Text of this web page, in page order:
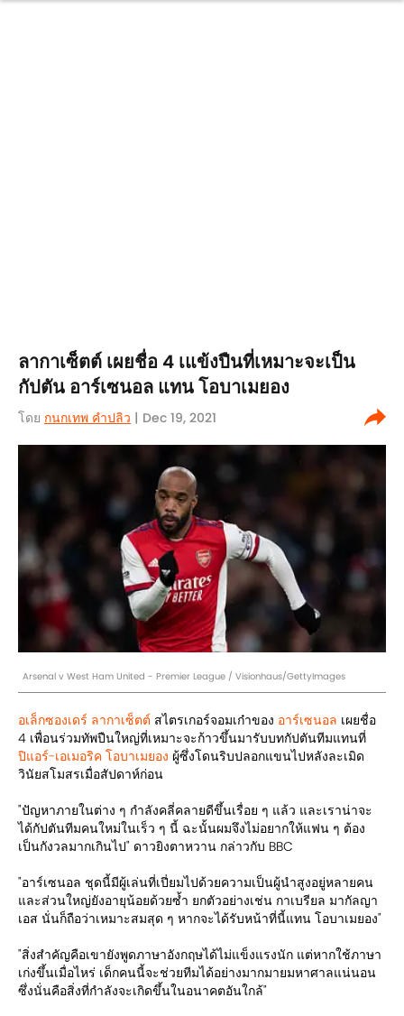
ลากาเซ็ตต์ เผยชื่อ 4 เแข้งปืนที่เหมาะจะเป็น
กัปตัน อาร์เซนอล แทน โอบาเมยอง
โดย กนกเทพ คำปลิว | Dec 19, 2021
Arsenal v West Ham United - Premier League / Visionhaus/GettyImages
อเล็กซองเดร์ ลากาเซ็ตต์ สไตรเกอร์จอมเก๋าของ อาร์เซนอล เผยชื่อ
4 เพื่อนร่วมทัพปืนใหญ่ที่เหมาะจะก้าวขึ้นมารับบทกัปตันทีมแทนที่
ปิแอร์-เอเมอริค โอบาเมยอง ผู้ซึ่งโดนริบปลอกแขนไปหลังละเมิด
วินัยสโมสรเมื่อสัปดาห์ก่อน
"ปัญหาภายในต่าง ๆ กำลังคลี่คลายดีขึ้นเรื่อย ๆ แล้ว และเราน่าจะ
ได้กัปตันทีมคนใหม่ในเร็ว ๆ นี้ ฉะนั้นผมจึงไม่อยากให้แฟน ๆ ต้อง
เป็นกังวลมากเกินไป" ดาวยิงตาหวาน กล่าวกับ BBC
"อาร์เซนอล ชุดนี้มีผู้เล่นที่เปี่ยมไปด้วยความเป็นผู้นำสูงอยู่หลายคน
และส่วนใหญ่ยังอายุน้อยด้วยซ้ำ ยกตัวอย่างเช่น กาเบรียล มากัลญา
เอส นั่นก็ถือว่าเหมาะสมสุด ๆ หากจะได้รับหน้าที่นี้แทน โอบาเมยอง"
"สิ่งสำคัญคือเขายังพูดภาษาอังกฤษได้ไม่แข็งแรงนัก แต่หากใช้ภาษา
เก่งขึ้นเมื่อไหร่ เด็กคนนี้จะช่วยทีมได้อย่างมากมายมหาศาลแน่นอน
ซึ่งนั่นคือสิ่งที่กำลังจะเกิดขึ้นในอนาคตอันใกล้"